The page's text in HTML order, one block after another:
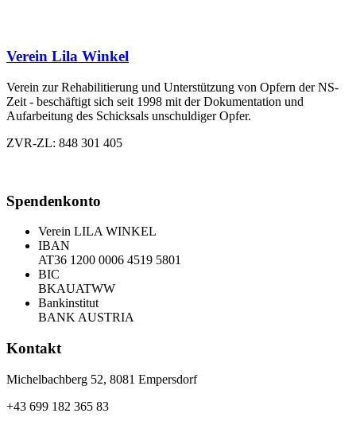
Verein Lila Winkel
Verein zur Rehabilitierung und Unterstützung von Opfern der NS-
Zeit - beschäftigt sich seit 1998 mit der Dokumentation und
Aufarbeitung des Schicksals unschuldiger Opfer.
ZVR-ZL: 848 301 405
Spendenkonto
Verein LILA WINKEL
IBAN
AT36 1200 0006 4519 5801
BIC
BKAUATWW
Bankinstitut
BANK AUSTRIA
Kontakt
Michelbachberg 52, 8081 Empersdorf
+43 699 182 365 83